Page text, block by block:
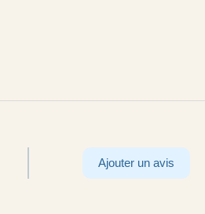
Ajouter un avis